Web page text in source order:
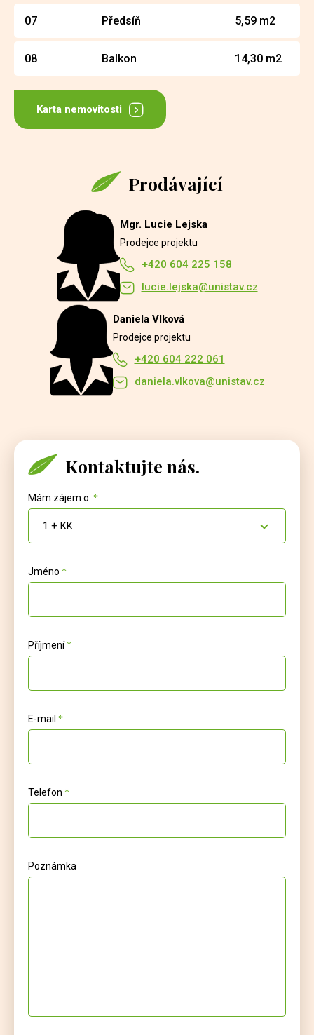
07 Předsíň 5,59 m2
08 Balkon 14,30 m2
Karta nemovitosti
Prodávající
Mgr. Lucie Lejska
Prodejce projektu
+420 604 225 158
lucie.lejska@unistav.cz
Daniela Vlková
Prodejce projektu
+420 604 222 061
daniela.vlkova@unistav.cz
Kontaktujte nás.
Mám zájem o:
1 + KK
Jméno
Příjmení
E-mail
Telefon
Poznámka